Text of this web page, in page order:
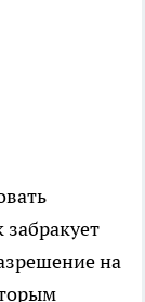
забракует
на